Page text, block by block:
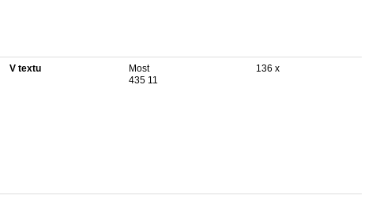
V textu
Most
435 11
136 x